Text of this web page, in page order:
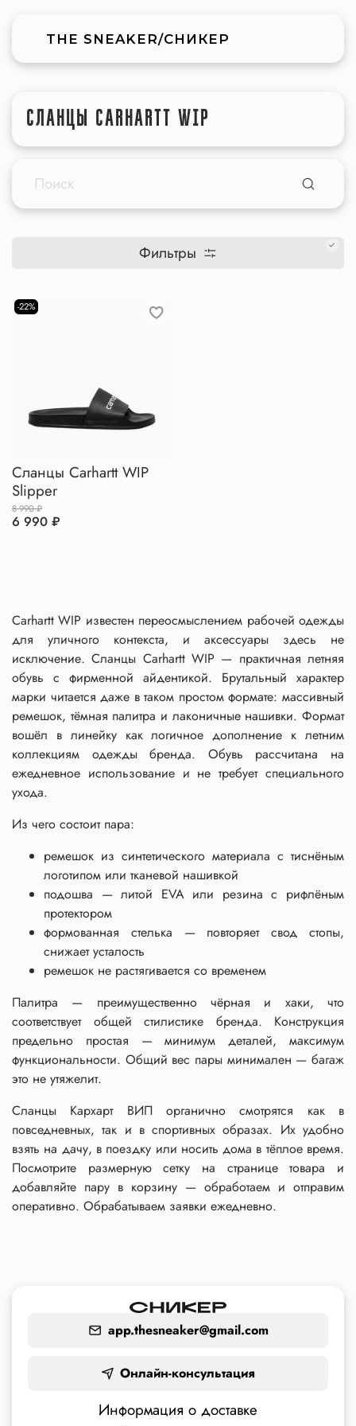
THE SNEAKER/СНИКЕР
СЛАНЦЫ CARHARTT WIP
Фильтры
-22%
Сланцы Carhartt WIP
Slipper
8 990 ₽
6 990 ₽
Carhartt WIP известен переосмыслением рабочей одежды
для уличного контекста, и аксессуары здесь не
исключение. Сланцы Carhartt WIP — практичная летняя
обувь с фирменной айдентикой. Брутальный характер
марки читается даже в таком простом формате: массивный
ремешок, тёмная палитра и лаконичные нашивки. Формат
вошёл в линейку как логичное дополнение к летним
коллекциям одежды бренда. Обувь рассчитана на
ежедневное использование и не требует специального
ухода.
Из чего состоит пара:
ремешок из синтетического материала с тиснёным
логотипом или тканевой нашивкой
подошва — литой EVA или резина с рифлёным
протектором
формованная стелька — повторяет свод стопы,
снижает усталость
ремешок не растягивается со временем
Палитра — преимущественно чёрная и хаки, что
соответствует общей стилистике бренда. Конструкция
предельно простая — минимум деталей, максимум
функциональности. Общий вес пары минимален — багаж
это не утяжелит.
Сланцы Кархарт ВИП органично смотрятся как в
повседневных, так и в спортивных образах. Их удобно
взять на дачу, в поездку или носить дома в тёплое время.
Посмотрите размерную сетку на странице товара и
добавляйте пару в корзину — обработаем и отправим
оперативно. Обрабатываем заявки ежедневно.
app.thesneaker@gmail.com
Онлайн-консультация
Информация о доставке